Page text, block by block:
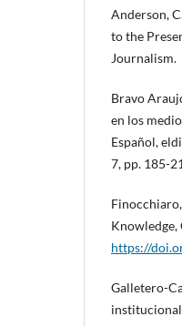
Anderson,
to the
Journalism.
Bravo
en los
Español,
7, pp. 185-
https://
Galletero-